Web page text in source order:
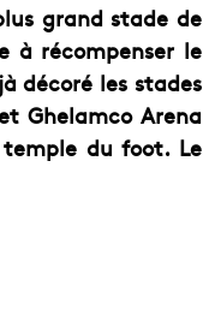
grand stade de
à récompenser le
décoré les stades
Ghelamco Arena
temple du foot. Le